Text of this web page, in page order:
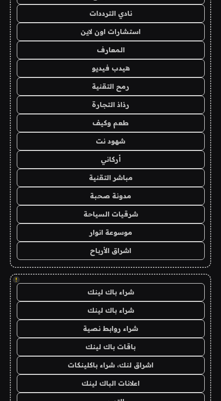
نادي الترددات
استشارات اون لاين
المعارف
هيدب فيديو
رمح التقنية
رذاذ التجارة
طعم وكيف
شهود نت
أركاني
مباشر التقنية
مدونة صحبة
شرقيات السياحة
موسوعة انوار
اشراق الأرباح
!
شراء باك لينك
شراء باك لينك
شراء روابط نصية
باقات باك لينك
اشراق لنك، شراء باكلينكات
اعلانات الباك لينك